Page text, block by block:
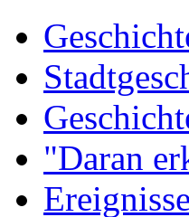
"Daran
Ereignisse